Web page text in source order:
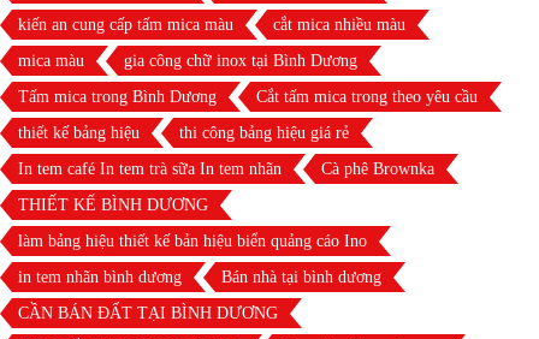
kiến an cung cấp tấm mica màu
cắt mica nhiều màu
mica màu
gia công chữ inox tại Bình Dương
Tấm mica trong Bình Dương
Cắt tấm mica trong theo yêu cầu
thiết kế bảng hiệu
thi công bảng hiệu giá rẻ
In tem café In tem trà sữa In tem nhãn
Cà phê Brownka
THIẾT KẾ BÌNH DƯƠNG
làm bảng hiệu thiết kế bản hiệu biển quảng cáo Ino
in tem nhãn bình dương
Bán nhà tại bình dương
CẦN BÁN ĐẤT TẠI BÌNH DƯƠNG